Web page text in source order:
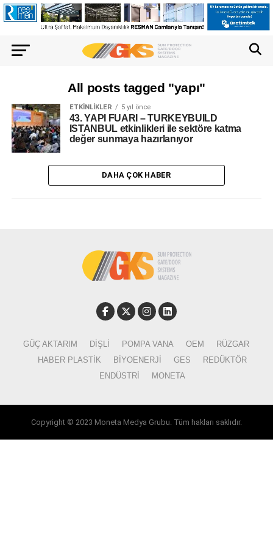
All posts tagged "yapı"
ETKINLIKLER 5 yıl önce
43. YAPI FUARI – TURKEYBUILD
ISTANBUL etkinlikleri ile sektöre katma
değer sunmaya hazırlanıyor
DAHA ÇOK HABER
GÜÇ AKTARIM DIŞLI POMPA VANA OEM
RÜZGAR
HABER PLASTIK
BIYOENERJI GES
REDÜKTÖR
ENDÜSTRI
MONETA
Copyright © 2023 Moneta Medya Grubu. Tüm hakları saklıdır.